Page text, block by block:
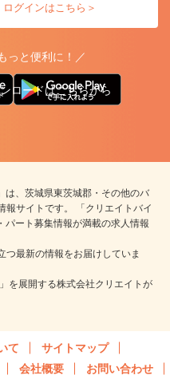
グインはこちら＞
っと便利に！／
ロードはこちらから
は、茨城県東茨城郡・その他のバ
報サイトです。 「クリエイトバイ
パート募集情報が満載の求人情報
つ最新の情報をお届けしていま
を展開する株式会社クリエイトが
て
サイトマップ
会社概要 お問い合わせ